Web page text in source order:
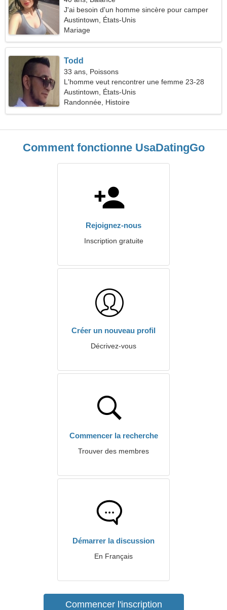
J'ai besoin d'un homme sincère pour camper
Austintown, États-Unis
Mariage
Todd
33 ans, Poissons
L'homme veut rencontrer une femme 23-28
Austintown, États-Unis
Randonnée, Histoire
Comment fonctionne UsaDatingGo
Rejoignez-nous
Inscription gratuite
Créer un nouveau profil
Décrivez-vous
Commencer la recherche
Trouver des membres
Démarrer la discussion
En Français
Commencer l'inscription